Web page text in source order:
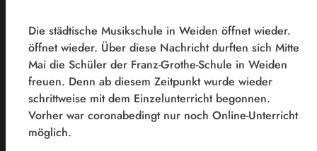
Die städtische Musikschule in Weiden öffnet wieder.
öffnet wieder. Über diese Nachricht durften sich Mitte
Mai die Schüler der Franz-Grothe-Schule in Weiden
freuen. Denn ab diesem Zeitpunkt wurde wieder
schrittweise mit dem Einzelunterricht begonnen.
Vorher war coronabedingt nur noch Online-Unterricht
möglich.